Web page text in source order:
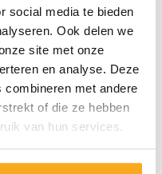
social media te bieden
Ook delen we
site met onze
en analyse. Deze
combineren met andere
of die ze hebben
van hun services.
op
onze chatbot om
op 'Stuur een bericht',
stel je vraag. Je kunt
We
3 werkdagen te
41 75 (ma-vr, 09:00u -